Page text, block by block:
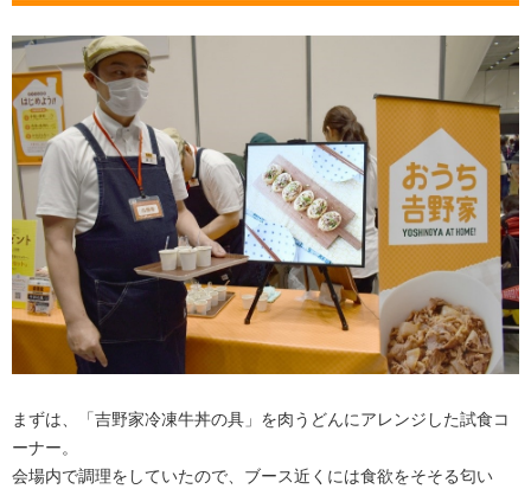
まずは、「吉野家冷凍牛丼の具」を肉うどんにアレンジした試食コ
ーナー。
会場内で調理をしていたので、ブース近くには食欲をそそる匂い